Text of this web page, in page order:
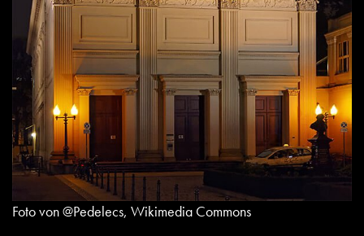
Foto von @Pedelecs, Wikimedia Commons